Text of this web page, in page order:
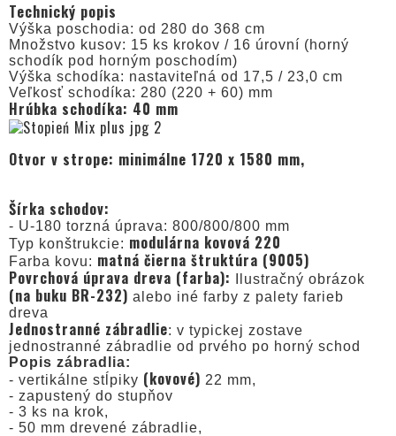
Technický popis
Výška poschodia: od 280 do 368 cm
Množstvo kusov: 15 ks krokov / 16 úrovní (horný
schodík pod horným poschodím)
Výška schodíka: nastaviteľná od 17,5 / 23,0 cm
Veľkosť schodíka: 280 (220 + 60) mm
Hrúbka schodíka: 40 mm
Otvor v strope: minimálne 1720 x 1580 mm,
Šírka schodov:
- U-180 torzná úprava: 800/800/800 mm
Typ konštrukcie: modulárna kovová 220
Farba kovu: matná čierna štruktúra (9005)
Povrchová úprava dreva (farba):
Ilustračný obrázok
(na buku BR-232) alebo iné farby z palety farieb
dreva
Jednostranné zábradlie: v typickej zostave
jednostranné zábradlie od prvého po horný schod
Popis zábradlia:
- vertikálne stĺpiky (kovové) 22 mm,
- zapustený do stupňov
- 3 ks na krok,
- 50 mm drevené zábradlie,